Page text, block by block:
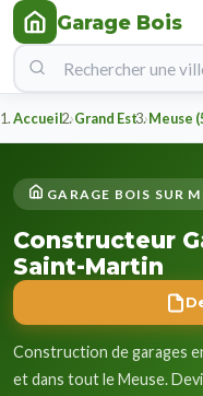
Garage Bois
Accueil Grand Est Meuse
GARAGE BOIS SUR
Constructeur
Saint-Martin
Construction de garages
et dans tout le Meuse.